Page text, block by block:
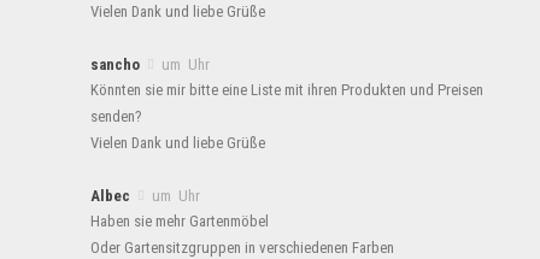
Vielen Dank und liebe Grüße
sancho
um Uhr
Könnten sie mir bitte eine Liste mit ihren Produkten und Preisen
senden?
Vielen Dank und liebe Grüße
Albec
um Uhr
Haben sie mehr Gartenmöbel
Oder Gartensitzgruppen in verschiedenen Farben